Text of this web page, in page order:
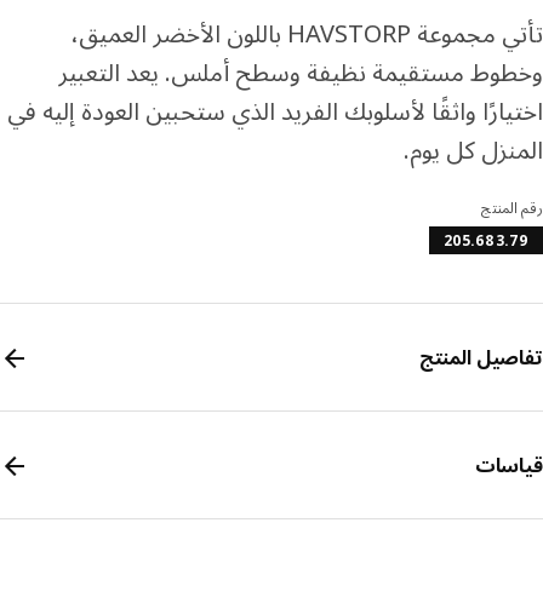
تأتي مجموعة HAVSTORP باللون الأخضر العميق،
مستقيمة نظيفة وسطح أملس. يعد التعبير
واثقًا لأسلوبك الفريد الذي ستحبين العودة إليه في
كل يوم.
المنتج